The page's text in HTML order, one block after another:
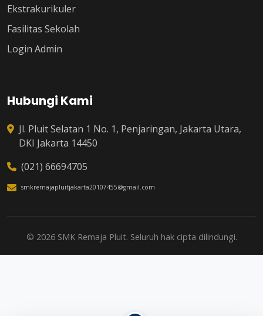
Ekstrakurikuler
Fasilitas Sekolah
Login Admin
Hubungi Kami
Jl. Pluit Selatan 1 No. 1, Penjaringan, Jakarta Utara,
DKI Jakarta 14450
(021) 66694705
smkremajapluitjakarta20107455@gmail.com
© 2026 SMK Remaja Pluit. Seluruh hak cipta dilindungi.